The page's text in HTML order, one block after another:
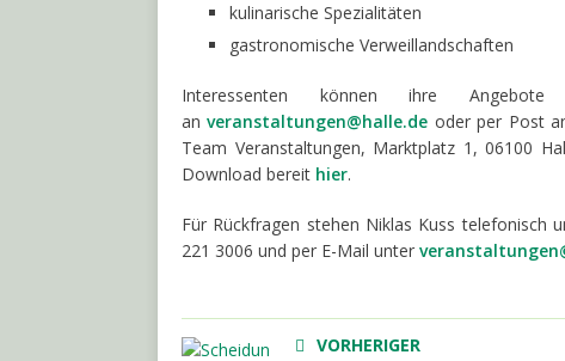
kulinarische Spezialitäten
gastronomische Verweillandschaften
Interessenten können ihre
anveranstaltungen@halle.de oder per Post
Team Veranstaltungen, Marktplatz 1, 06100
Download bereit hier.
Für Rückfragen stehen Niklas Kuss telefonisch
221 3006 und per E-Mail unter
VORHERIGER